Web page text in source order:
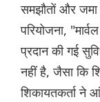
समझौतों और जमा
परियोजना,
प्रदान की गई
नहीं है, जैसा कि
शिकायतकर्ता ने